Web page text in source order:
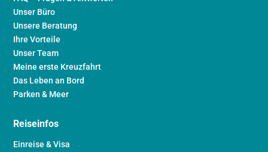
Unser Büro
Unsere Beratung
Ihre Vorteile
Unser Team
Meine erste Kreuzfahrt
Das Leben an Bord
Parken & Meer
Reiseinfos
Einreise & Visa